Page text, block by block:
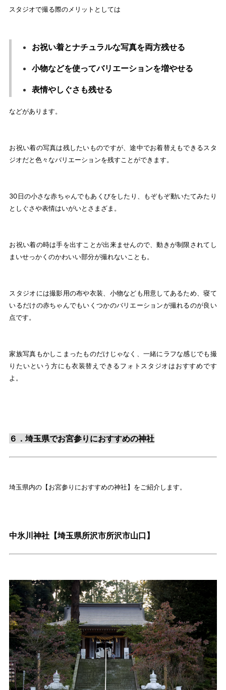
スタジオで撮る際のメリットとしては
お祝い着とナチュラルな写真を両方残せる
小物などを使ってバリエーションを増やせる
表情やしぐさも残せる
などがあります。
お祝い着の写真は残したいものですが、途中でお着替えもできるスタ
ジオだと色々なバリエーションを残すことができます。
30日の小さな赤ちゃんでもあくびをしたり、もぞもぞ動いたてみたり
としぐさや表情はいがいとさまざま。
お祝い着の時は手を出すことが出来ませんので、動きが制限されてし
まいせっかくのかわいい部分が撮れないことも。
スタジオには撮影用の布や衣装、小物なども用意してあるため、寝て
いるだけの赤ちゃんでもいくつかのバリエーションが撮れるのが良い
点です。
家族写真もかしこまったものだけじゃなく、一緒にラフな感じでも撮
りたいという方にも衣装替えできるフォトスタジオはおすすめです
よ。
６．埼玉県でお宮参りにおすすめの神社
埼玉県内の【お宮参りにおすすめの神社】をご紹介します。
中氷川神社【埼玉県所沢市所沢市山口】